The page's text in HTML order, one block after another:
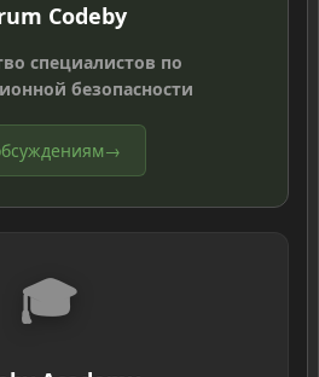
Codeby
специалистов по
безопасности
→
🎓